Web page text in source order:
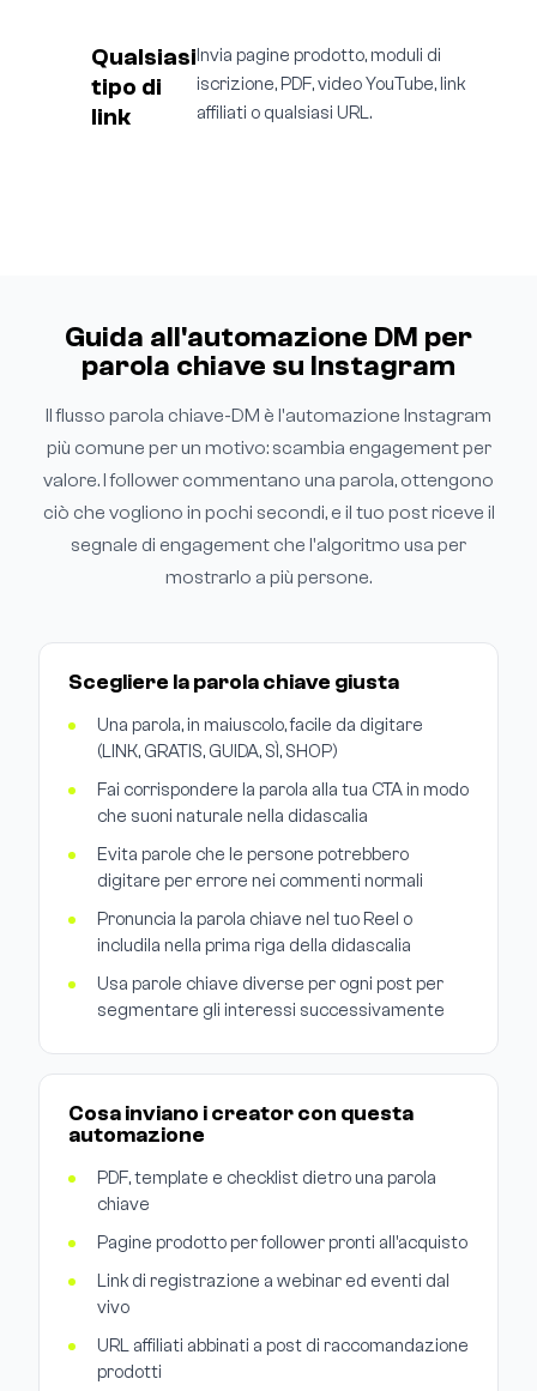
Qualsiasi
tipo di
link
Invia pagine prodotto, moduli di
iscrizione, PDF, video YouTube, link
affiliati o qualsiasi URL.
Guida all'automazione DM per
parola chiave su Instagram
Il flusso parola chiave-DM è l'automazione Instagram
più comune per un motivo: scambia engagement per
valore. I follower commentano una parola, ottengono
ciò che vogliono in pochi secondi, e il tuo post riceve il
segnale di engagement che l'algoritmo usa per
mostrarlo a più persone.
Scegliere la parola chiave giusta
Una parola, in maiuscolo, facile da digitare
(LINK, GRATIS, GUIDA, SÌ, SHOP)
Fai corrispondere la parola alla tua CTA in modo
che suoni naturale nella didascalia
Evita parole che le persone potrebbero
digitare per errore nei commenti normali
Pronuncia la parola chiave nel tuo Reel o
includila nella prima riga della didascalia
Usa parole chiave diverse per ogni post per
segmentare gli interessi successivamente
Cosa inviano i creator con questa
automazione
PDF, template e checklist dietro una parola
chiave
Pagine prodotto per follower pronti all'acquisto
Link di registrazione a webinar ed eventi dal
vivo
URL affiliati abbinati a post di raccomandazione
prodotti